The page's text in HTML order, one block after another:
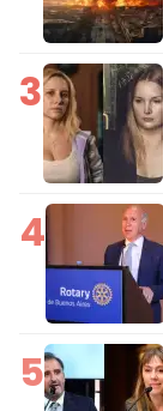
3
4
5